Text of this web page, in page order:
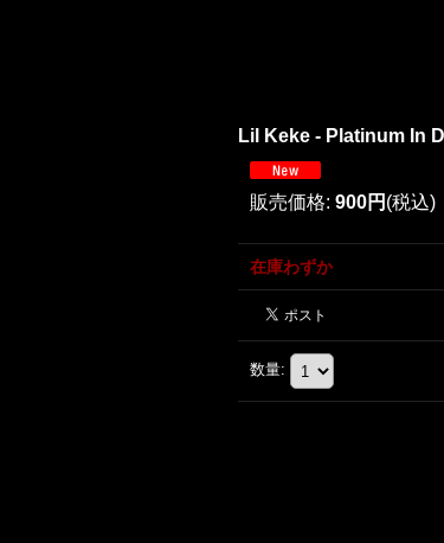
Lil Keke - Platinum In
販売価格: 900円 (税込)
在庫わずか
数量: